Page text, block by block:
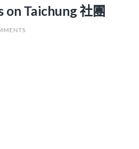
on Taichung 社團